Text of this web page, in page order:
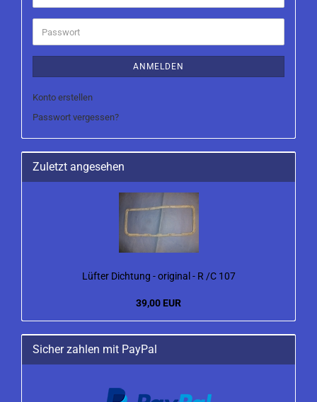
Mail-
Adresse
Passwort
ANMELDEN
Konto erstellen
Passwort vergessen?
Zuletzt angesehen
Lüfter Dichtung - original - R /C 107
39,00 EUR
Sicher zahlen mit PayPal